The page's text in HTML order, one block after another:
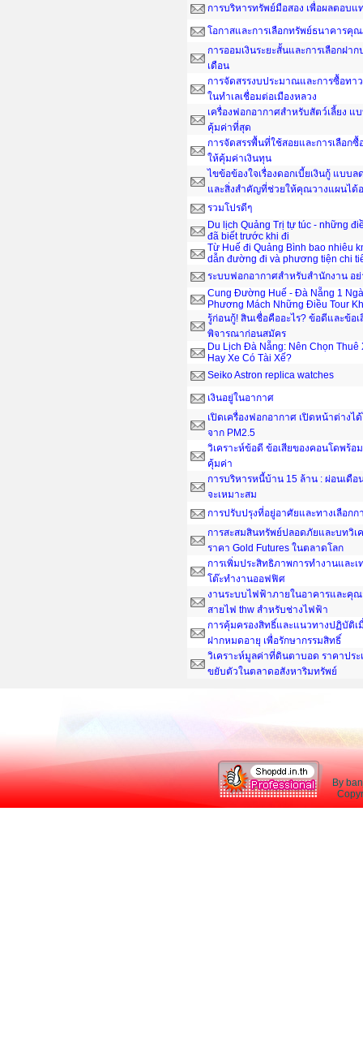
การบริหารทรัพย์มือสอง เพื่อผลตอบแ
โอกาสและการเลือกทรัพย์ธนาคารคุ
การออมเงินระยะสั้นและการเลือกฝาก
เดือน
การจัดสรรงบประมาณและการซื้อทา
ในทำเลเชื่อมต่อเมืองหลวง
เครื่องฟอกอากาศสำหรับสัตว์เลี้ยง แ
คุ้มค่าที่สุด
การจัดสรรพื้นที่ใช้สอยและการเลือก
ให้คุ้มค่าเงินทุน
ไขข้อข้องใจเรื่องดอกเบี้ยเงินกู้ แบบ
และสิ่งสำคัญที่ช่วยให้คุณวางแผนได้
รวมโปรดีๆ
Du lịch Quảng Trị tự túc - những
đã biết trước khi đi
Từ Huế đi Quảng Bình bao nhiêu
dẫn đường đi và phương tiện chi
ระบบฟอกอากาศสำหรับสำนักงาน อ
Cung Đường Huế - Đà Nẵng 1
Phương Mách Những Điều Tour
รู้ก่อนกู้! สินเชื่อคืออะไร? ข้อดีและข้อ
พิจารณาก่อนสมัคร
Du Lịch Đà Nẵng: Nên Chọn Thuê
Hay Xe Có Tài Xế?
Seiko Astron replica watches
เงินอยู่ในอากาศ
เปิดเครื่องฟอกอากาศ เปิดหน้าต่างไ
จาก PM2.5
วิเคราะห์ข้อดี ข้อเสียของคอนโดพร้อ
คุ้มค่า
การบริหารหนี้บ้าน 15 ล้าน : ผ่อนเดือ
จะเหมาะสม
การปรับปรุงที่อยู่อาศัยและทางเลือก
การสะสมสินทรัพย์ปลอดภัยและบทวิเ
ราคา Gold Futures ในตลาดโลก
การเพิ่มประสิทธิภาพการทำงานและ
โต๊ะทํางานออฟฟิศ
งานระบบไฟฟ้าภายในอาคารและคุ
สายไฟ thw สำหรับช่างไฟฟ้า
การคุ้มครองสิทธิ์และแนวทางปฏิบัติ
ฝากหมดอายุ เพื่อรักษากรรมสิทธิ์
วิเคราะห์มูลค่าที่ดินตาบอด ราคาประ
ขยับตัวในตลาดอสังหาริมทรัพย์
By